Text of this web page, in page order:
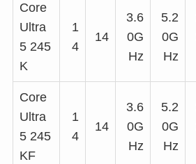
Core
Ultra
5 245
K
1
4
14
3.6
0G
Hz
5.2
0G
Hz
Core
Ultra
5 245
KF
1
4
14
3.6
0G
Hz
5.2
0G
Hz